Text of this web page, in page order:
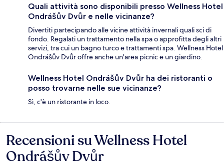
Quali attività sono disponibili presso Wellness Hotel
Ondrášův Dvůr e nelle vicinanze?
Divertiti partecipando alle vicine attività invernali quali sci di
fondo. Regalati un trattamento nella spa o approfitta degli altri
servizi, tra cui un bagno turco e trattamenti spa. Wellness Hotel
Ondrášův Dvůr offre anche un'area picnic e un giardino.
Wellness Hotel Ondrášův Dvůr ha dei ristoranti o
posso trovarne nelle sue vicinanze?
Sì, c'è un ristorante in loco.
Recensioni
Recensioni su Wellness Hotel
Ondrášův Dvůr